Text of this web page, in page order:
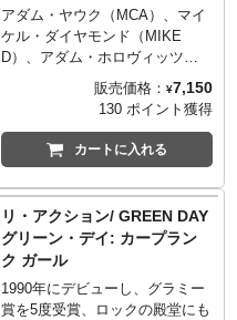
ルカットで、ファンカデリック
の「Knee Deep」のサンプリン
グからインスパイアされたアイ
は、"Posdnuos（ポス）"ことケ
ルビン・マーサー。
アダム・ヤウク（MCA）、マイ
ケル・ダイヤモンド（MIKE
D）、アダム・ホロヴィッツ
（Ad Rock）による伝説的ヒッ
プホップグループ「ビーステ
ィ・ボーイズ」。ミックス・マ
スター・マイクを初めて起用し
HIPHOP路線への回帰となった
れている「インターギャラクテ
ィック」から、ついに交通誘導
員に扮したビースティの面々の
リアクションフィギュアが登
場！日本で撮影された映像も印
販売価格： ¥7,150
130 ポイント獲得
カートに入れる
リ・アクション/ GREEN DAY
グリーン・デイ: カープラン
ク ガール
1990年にデビューし、グラミー
賞を5度受賞、ロックの殿堂にも